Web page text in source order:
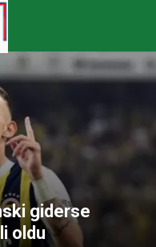
giderse
oldu
edildi…